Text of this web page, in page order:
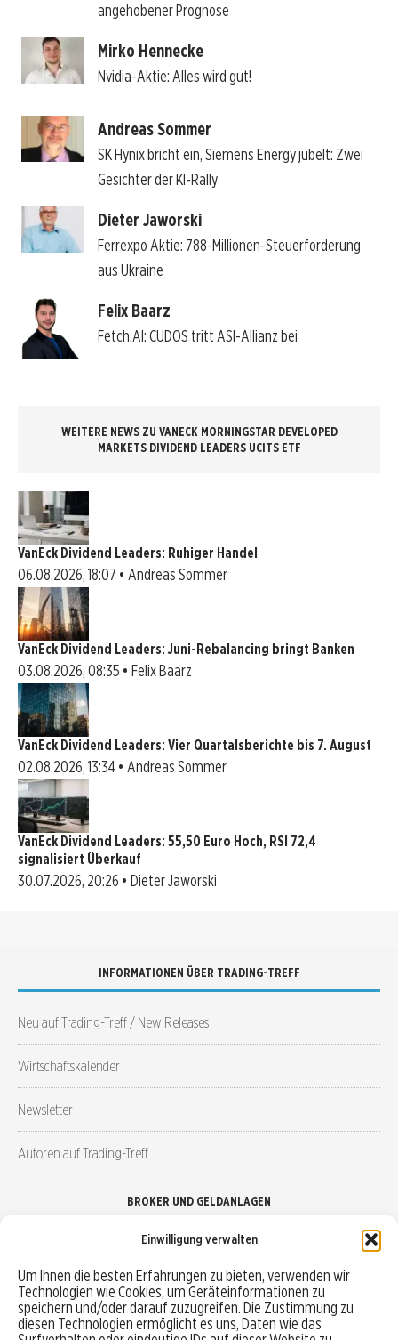
Einwilligung verwalten
Um Ihnen die besten Erfahrungen zu bieten, verwenden wir
Technologien wie Cookies, um Geräteinformationen zu
speichern und/oder darauf zuzugreifen. Die Zustimmung zu
diesen Technologien ermöglicht es uns, Daten wie das
angehobener Prognose
Mirko Hennecke
Nvidia-Aktie: Alles wird gut!
Andreas Sommer
SK Hynix bricht ein, Siemens Energy jubelt: Zwei
Gesichter der KI-Rally
Dieter Jaworski
Ferrexpo Aktie: 788-Millionen-Steuerforderung
aus Ukraine
Felix Baarz
Fetch.AI: CUDOS tritt ASI-Allianz bei
WEITERE NEWS ZU VANECK MORNINGSTAR DEVELOPED
MARKETS DIVIDEND LEADERS UCITS ETF
VanEck Dividend Leaders: Ruhiger Handel
06.08.2026, 18:07 • Andreas Sommer
VanEck Dividend Leaders: Juni-Rebalancing bringt Banken
03.08.2026, 08:35 • Felix Baarz
VanEck Dividend Leaders: Vier Quartalsberichte bis 7. August
02.08.2026, 13:34 • Andreas Sommer
VanEck Dividend Leaders: 55,50 Euro Hoch, RSI 72,4
signalisiert Überkauf
30.07.2026, 20:26 • Dieter Jaworski
INFORMATIONEN ÜBER TRADING-TREFF
Neu auf Trading-Treff / New Releases
Wirtschaftskalender
Newsletter
Autoren auf Trading-Treff
BROKER UND GELDANLAGEN
Robo-Advisor vergleichen